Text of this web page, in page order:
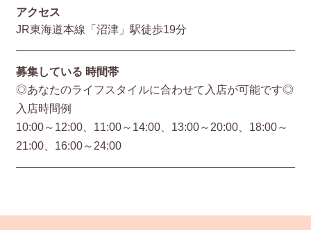
アクセス
JR東海道本線「沼津」駅徒歩19分
募集している 時間帯
◎あなたのライフスタイルに合わせて入店が可能です◎
入店時間例
10:00～12:00、11:00～14:00、13:00～20:00、18:00～
21:00、16:00～24:00